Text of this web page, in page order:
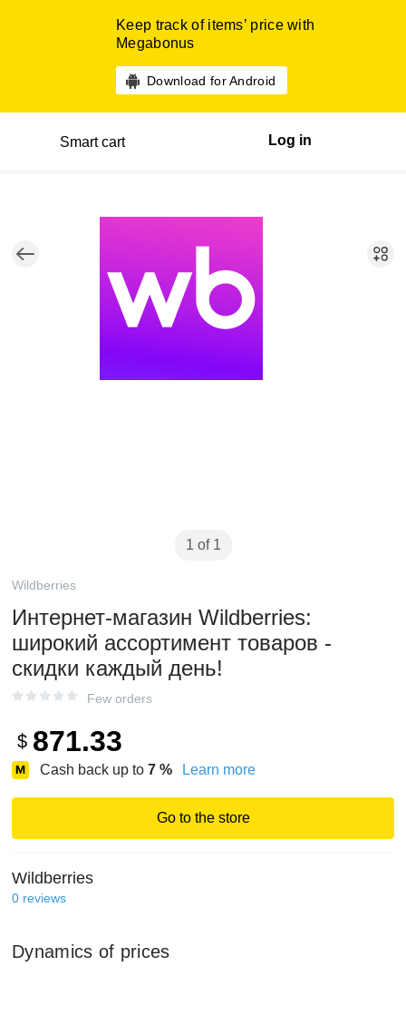
Keep track of items’ price with
Megabonus
Download for Android
Smart cart Log in
1 of 1
Wildberries
Интернет‑магазин Wildberries:
широкий ассортимент товаров -
скидки каждый день!
Few orders
$ 871.33
Cash back up to 7 % Learn more
Go to the store
Wildberries
0 reviews
Dynamics of prices